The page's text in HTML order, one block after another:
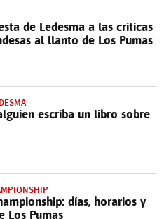
de Ledesma a las críticas
al llanto de Los Pumas
escriba un libro sobre
días, horarios y
Los Pumas